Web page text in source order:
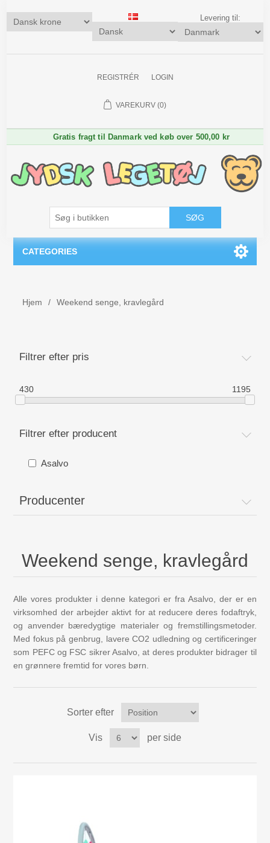
Levering til:
REGISTRÉR LOGIN
VAREKURV (0)
Gratis fragt til Danmark ved køb over 500,00 kr
SØG
CATEGORIES
Børnesenge
Mojo Dyr
Bamser og tøjdyr
Diverse
Dukkehuse, bondegård, tilbehør
Hjem / Weekend senge, kravlegård
Filtrer efter pris
430 1195
Filtrer efter producent
Asalvo
Producenter
Weekend senge, kravlegård
Alle vores produkter i denne kategori er fra Asalvo, der er en
virksomhed der arbejder aktivt for at reducere deres fodaftryk,
og anvender bæredygtige materialer og fremstillingsmetoder.
Med fokus på genbrug, lavere CO2 udledning og certificeringer
som PEFC og FSC sikrer Asalvo, at deres produkter bidrager til
en grønnere fremtid for vores børn.
Sorter efter
Vis per side